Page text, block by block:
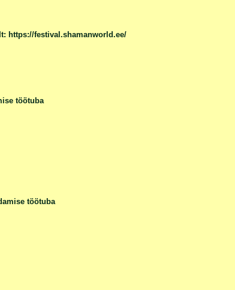
https://festival.shamanworld.ee/
töötuba
töötuba